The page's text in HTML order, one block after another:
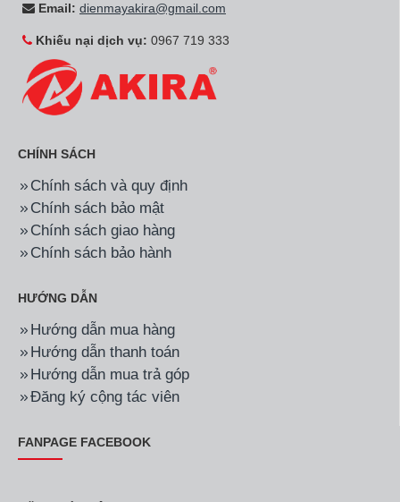
Email: dienmayakira@gmail.com
Khiếu nại dịch vụ: 0967 719 333
CHÍNH SÁCH
Chính sách và quy định
Chính sách bảo mật
Chính sách giao hàng
Chính sách bảo hành
HƯỚNG DẪN
Hướng dẫn mua hàng
Hướng dẫn thanh toán
Hướng dẫn mua trả góp
Đăng ký cộng tác viên
FANPAGE FACEBOOK